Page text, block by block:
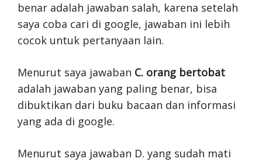
benar adalah jawaban salah, karena setelah
saya coba cari di google, jawaban ini lebih
cocok untuk pertanyaan lain.
Menurut saya jawaban C. orang bertobat
adalah jawaban yang paling benar, bisa
dibuktikan dari buku bacaan dan informasi
yang ada di google.
Menurut saya jawaban D. yang sudah mati